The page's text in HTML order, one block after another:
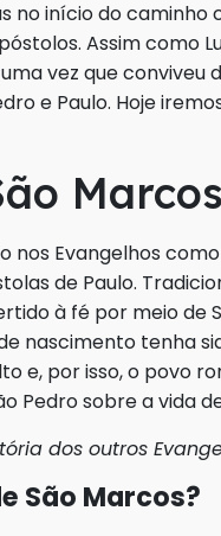
no início do
Assim como
vez que
e Paulo. Hoje
nos Evangelhos
de Paulo.
à fé por meio de
nascimento tenha
e, por isso, o povo
Pedro sobre a vida
dos outros
São Marcos?